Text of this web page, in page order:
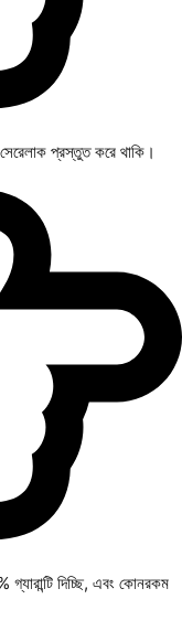
প্রস্তুত করে থাকি।
দিচ্ছি, এবং কোনরকম